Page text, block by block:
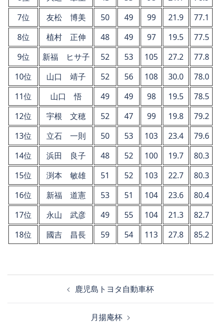
7位
友松 博美 50 49 99 21.9
77.1
8位
植村 正伸 48 49 97 19.5
77.5
9位
新福 ヒサ子 52 53 105 27.2
77.8
10位
山口 靖子 52 56 108 30.0
78.0
11位
山口 悟 49 49 98 19.5
78.5
12位
宇根 文穂 52 47 99 19.8
79.2
13位
立石 一則 50 53 103 23.4
79.6
14位
浜田 良子 48 52 100 19.7
80.3
15位
渕本 敏雄 51 52 103 22.7
80.3
16位
新福 道憲 53 51 104 23.6
80.4
17位
永山 武彦 49 55 104 21.3
82.7
18位
國吉 昌長 59 54 113 27.8 85.2
鹿児島トヨタ自動車杯
月揚庵杯